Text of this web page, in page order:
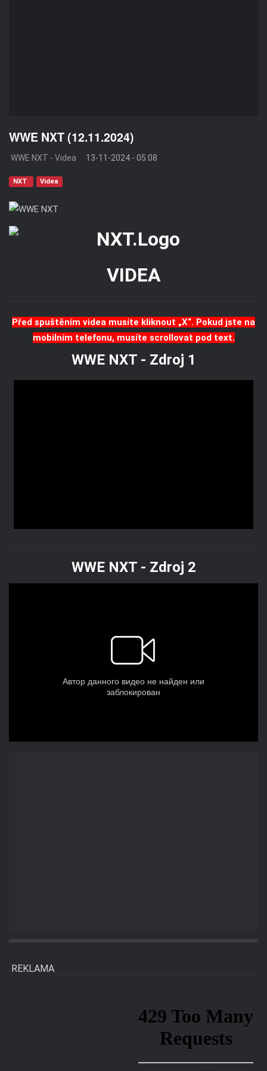
WWE NXT (12.11.2024)
WWE NXT - Videa 13-11-2024 - 05:08
NXT Videa
VIDEA
Před spuštěním videa musíte kliknout „X“. Pokud jste na
mobilním telefonu, musíte scrollovat pod text.
WWE NXT - Zdroj 1
WWE NXT - Zdroj 2
REKLAMA